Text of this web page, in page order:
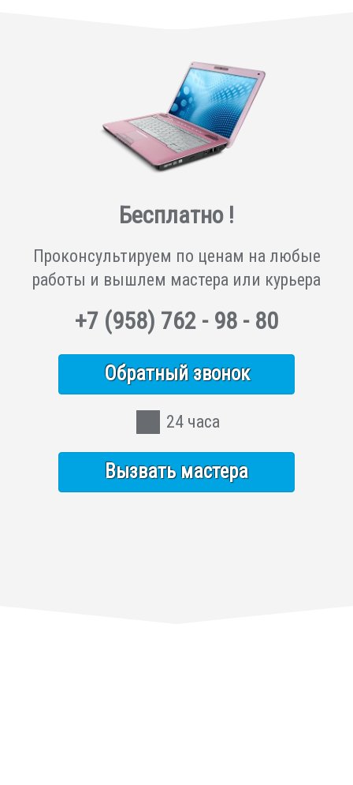
Бесплатно !
Проконсультируем по ценам на любые
работы и вышлем мастера или курьера
+7 (958) 762 - 98 - 80
Обратный звонок
24 часа
Вызвать мастера